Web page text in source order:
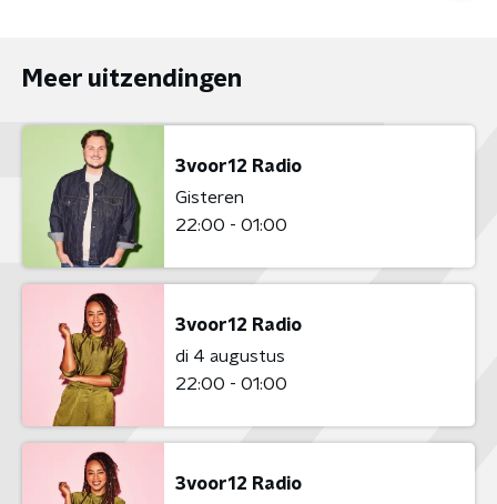
Meer uitzendingen
3voor12 Radio
Gisteren
22:00 - 01:00
3voor12 Radio
di 4 augustus
22:00 - 01:00
3voor12 Radio